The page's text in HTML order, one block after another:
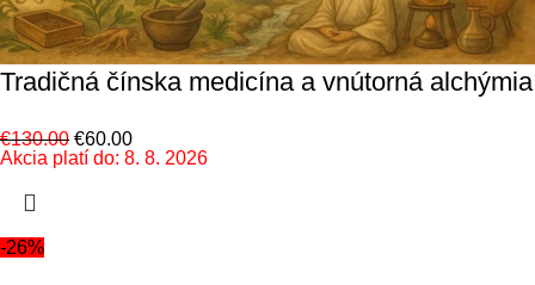
Tradičná čínska medicína a vnútorná alchýmia
€130.00 €60.00
Akcia platí do: 8. 8. 2026
-26%